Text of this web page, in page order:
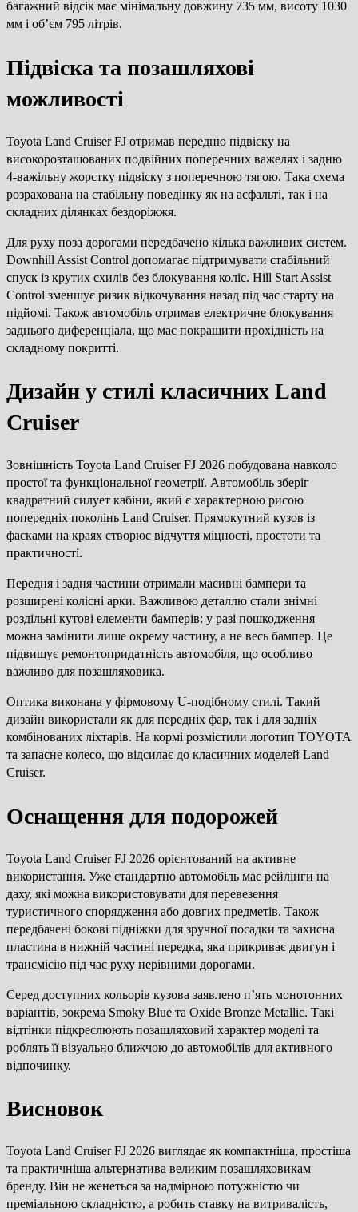
багажний відсік має мінімальну довжину 735 мм, висоту 1030
мм і об’єм 795 літрів.
Підвіска та позашляхові
можливості
Toyota Land Cruiser FJ отримав передню підвіску на
високорозташованих подвійних поперечних важелях і задню
4-важільну жорстку підвіску з поперечною тягою. Така схема
розрахована на стабільну поведінку як на асфальті, так і на
складних ділянках бездоріжжя.
Для руху поза дорогами передбачено кілька важливих систем.
Downhill Assist Control допомагає підтримувати стабільний
спуск із крутих схилів без блокування коліс. Hill Start Assist
Control зменшує ризик відкочування назад під час старту на
підйомі. Також автомобіль отримав електричне блокування
заднього диференціала, що має покращити прохідність на
складному покритті.
Дизайн у стилі класичних Land
Cruiser
Зовнішність Toyota Land Cruiser FJ 2026 побудована навколо
простої та функціональної геометрії. Автомобіль зберіг
квадратний силует кабіни, який є характерною рисою
попередніх поколінь Land Cruiser. Прямокутний кузов із
фасками на краях створює відчуття міцності, простоти та
практичності.
Передня і задня частини отримали масивні бампери та
розширені колісні арки. Важливою деталлю стали знімні
роздільні кутові елементи бамперів: у разі пошкодження
можна замінити лише окрему частину, а не весь бампер. Це
підвищує ремонтопридатність автомобіля, що особливо
важливо для позашляховика.
Оптика виконана у фірмовому U-подібному стилі. Такий
дизайн використали як для передніх фар, так і для задніх
комбінованих ліхтарів. На кормі розмістили логотип TOYOTA
та запасне колесо, що відсилає до класичних моделей Land
Cruiser.
Оснащення для подорожей
Toyota Land Cruiser FJ 2026 орієнтований на активне
використання. Уже стандартно автомобіль має рейлінги на
даху, які можна використовувати для перевезення
туристичного спорядження або довгих предметів. Також
передбачені бокові підніжки для зручної посадки та захисна
пластина в нижній частині передка, яка прикриває двигун і
трансмісію під час руху нерівними дорогами.
Серед доступних кольорів кузова заявлено п’ять монотонних
варіантів, зокрема Smoky Blue та Oxide Bronze Metallic. Такі
відтінки підкреслюють позашляховий характер моделі та
роблять її візуально ближчою до автомобілів для активного
відпочинку.
Висновок
Toyota Land Cruiser FJ 2026 виглядає як компактніша, простіша
та практичніша альтернатива великим позашляховикам
бренду. Він не женеться за надмірною потужністю чи
преміальною складністю, а робить ставку на витривалість,